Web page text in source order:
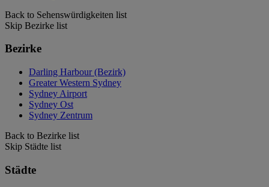
Back to Sehenswürdigkeiten list
Skip Bezirke list
Bezirke
Darling Harbour (Bezirk)
Greater Western Sydney
Sydney Airport
Sydney Ost
Sydney Zentrum
Back to Bezirke list
Skip Städte list
Städte